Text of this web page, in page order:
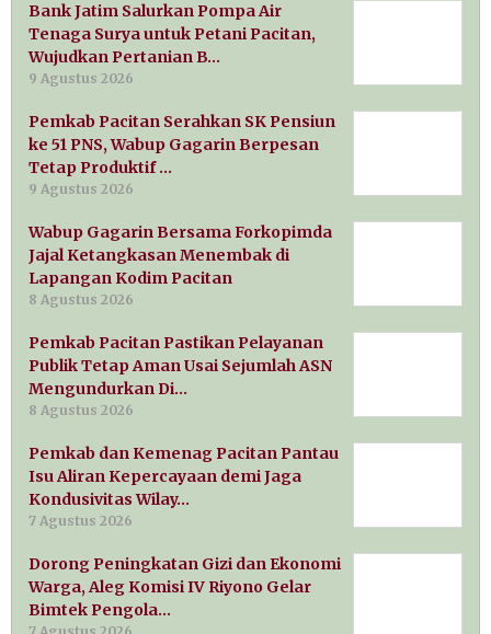
Bank Jatim Salurkan Pompa Air
Tenaga Surya untuk Petani Pacitan,
Wujudkan Pertanian B…
9 Agustus 2026
Pemkab Pacitan Serahkan SK Pensiun
ke 51 PNS, Wabup Gagarin Berpesan
Tetap Produktif …
9 Agustus 2026
Wabup Gagarin Bersama Forkopimda
Jajal Ketangkasan Menembak di
Lapangan Kodim Pacitan
8 Agustus 2026
Pemkab Pacitan Pastikan Pelayanan
Publik Tetap Aman Usai Sejumlah ASN
Mengundurkan Di…
8 Agustus 2026
Pemkab dan Kemenag Pacitan Pantau
Isu Aliran Kepercayaan demi Jaga
Kondusivitas Wilay…
7 Agustus 2026
Dorong Peningkatan Gizi dan Ekonomi
Warga, Aleg Komisi IV Riyono Gelar
Bimtek Pengola…